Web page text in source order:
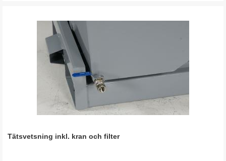
Tätsvetsning inkl. kran och filter